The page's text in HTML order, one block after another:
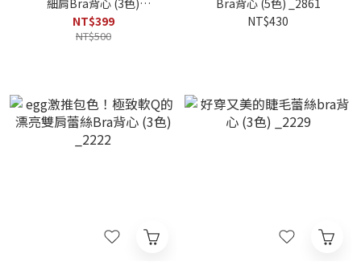
細肩Bra背心 (3色)
_W3005.1
NT$399
NT$500
Bra背心 (5色) _2861
NT$430